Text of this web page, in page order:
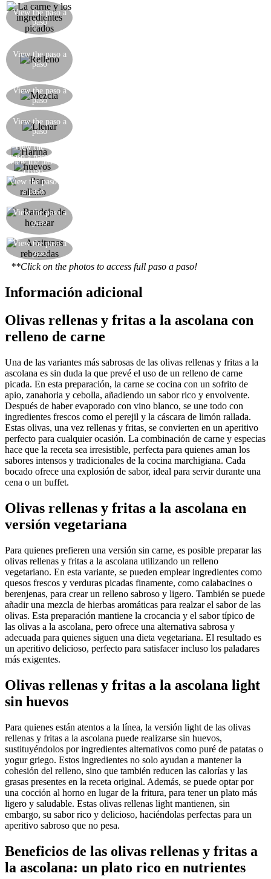
View the paso a
paso
View the paso a
paso
View the paso a
paso
View the paso a
paso
View the
paso a paso
View the paso
a paso
View the paso
a paso
View the paso a
paso
View the paso a
paso
**Click on the photos to access full paso a paso!
Información adicional
Olivas rellenas y fritas a la ascolana con
relleno de carne
Una de las variantes más sabrosas de las olivas rellenas y fritas a la
ascolana es sin duda la que prevé el uso de un relleno de carne
picada. En esta preparación, la carne se cocina con un sofrito de
apio, zanahoria y cebolla, añadiendo un sabor rico y envolvente.
Después de haber evaporado con vino blanco, se une todo con
ingredientes frescos como el perejil y la cáscara de limón rallada.
Estas olivas, una vez rellenas y fritas, se convierten en un aperitivo
perfecto para cualquier ocasión. La combinación de carne y especias
hace que la receta sea irresistible, perfecta para quienes aman los
sabores intensos y tradicionales de la cocina marchigiana. Cada
bocado ofrece una explosión de sabor, ideal para servir durante una
cena o un buffet.
Olivas rellenas y fritas a la ascolana en
versión vegetariana
Para quienes prefieren una versión sin carne, es posible preparar las
olivas rellenas y fritas a la ascolana utilizando un relleno
vegetariano. En esta variante, se pueden emplear ingredientes como
quesos frescos y verduras picadas finamente, como calabacines o
berenjenas, para crear un relleno sabroso y ligero. También se puede
añadir una mezcla de hierbas aromáticas para realzar el sabor de las
olivas. Esta preparación mantiene la crocancia y el sabor típico de
las olivas a la ascolana, pero ofrece una alternativa sabrosa y
adecuada para quienes siguen una dieta vegetariana. El resultado es
un aperitivo delicioso, perfecto para satisfacer incluso los paladares
más exigentes.
Olivas rellenas y fritas a la ascolana light
sin huevos
Para quienes están atentos a la línea, la versión light de las olivas
rellenas y fritas a la ascolana puede realizarse sin huevos,
sustituyéndolos por ingredientes alternativos como puré de patatas o
yogur griego. Estos ingredientes no solo ayudan a mantener la
cohesión del relleno, sino que también reducen las calorías y las
grasas presentes en la receta original. Además, se puede optar por
una cocción al horno en lugar de la fritura, para tener un plato más
ligero y saludable. Estas olivas rellenas light mantienen, sin
embargo, su sabor rico y delicioso, haciéndolas perfectas para un
aperitivo sabroso que no pesa.
Beneficios de las olivas rellenas y fritas a
la ascolana: un plato rico en nutrientes